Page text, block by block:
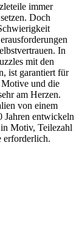
immer
Doch
In
mit den
ist garantiert für
und die
am Herzen.
von einem
Jahren entwickeln
Motiv, Teilezahl
erforderlich.